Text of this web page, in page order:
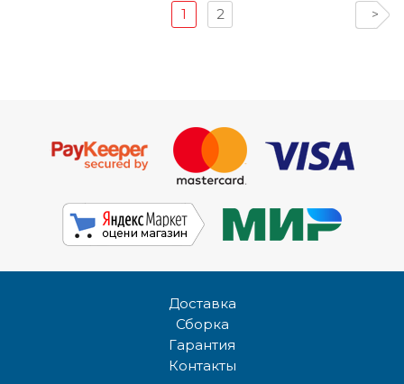
1 2 >
Доставка
Сборка
Гарантия
Контакты